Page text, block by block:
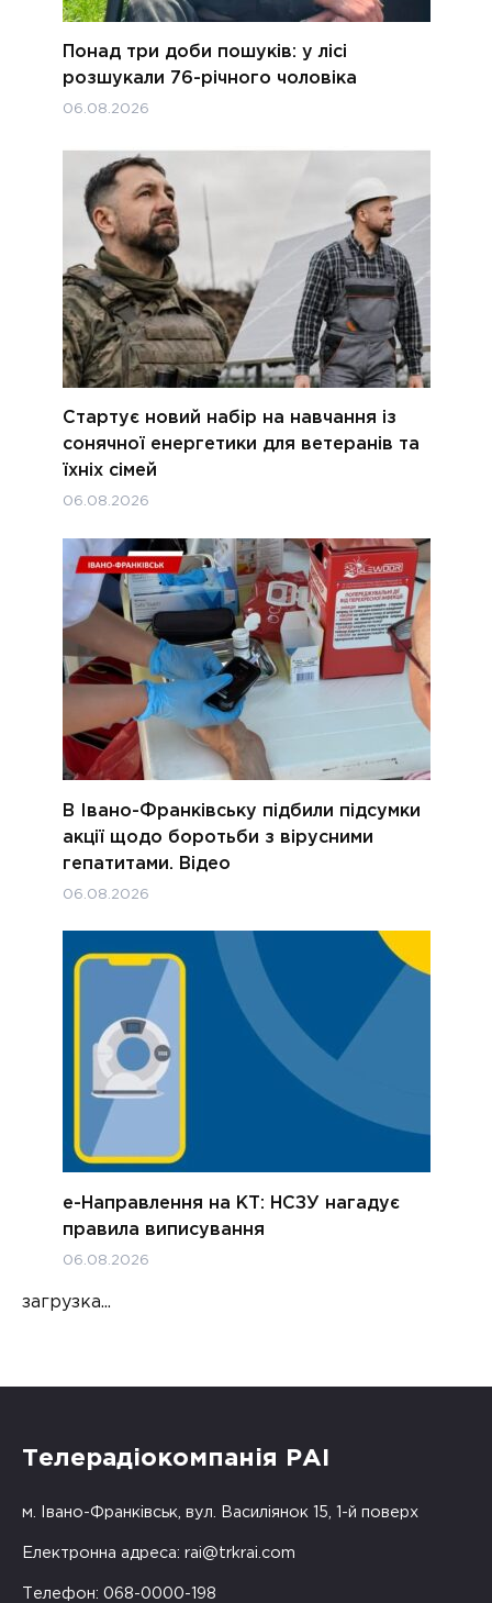
Понад три доби пошуків: у лісі
розшукали 76-річного чоловіка
06.08.2026
Стартує новий набір на навчання із
сонячної енергетики для ветеранів та
їхніх сімей
06.08.2026
В Івано-Франківську підбили підсумки
акції щодо боротьби з вірусними
гепатитами. Відео
06.08.2026
е-Направлення на КТ: НСЗУ нагадує
правила виписування
06.08.2026
загрузка...
Телерадіокомпанія РАІ
м. Івано-Франківськ, вул. Василіянок 15, 1-й поверх
Електронна адреса: rai@trkrai.com
Телефон: 068-0000-198